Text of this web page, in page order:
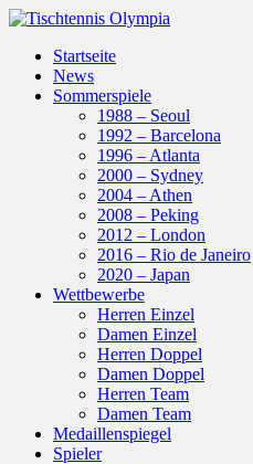
Startseite
News
Sommerspiele
1988 – Seoul
1992 – Barcelona
1996 – Atlanta
2000 – Sydney
2004 – Athen
2008 – Peking
2012 – London
2016 – Rio de Janeiro
2020 – Japan
Wettbewerbe
Herren Einzel
Damen Einzel
Herren Doppel
Damen Doppel
Herren Team
Damen Team
Medaillenspiegel
Spieler